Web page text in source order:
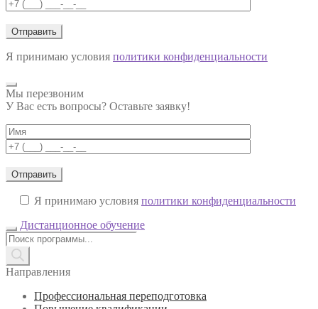
Я принимаю условия политики конфиденциальности
Мы перезвоним
У Вас есть вопросы? Оставьте заявку!
Я принимаю условия политики конфиденциальности
Дистанционное обучение
Поиск
товаров
Направления
Профессиональная переподготовка